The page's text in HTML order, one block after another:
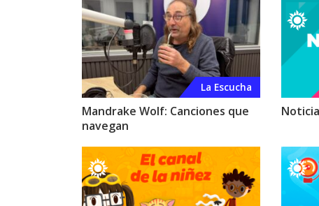
La Escucha
Mandrake Wolf: Canciones que
navegan